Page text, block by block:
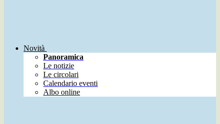
Novità
Panoramica
Le notizie
Le circolari
Calendario eventi
Albo online